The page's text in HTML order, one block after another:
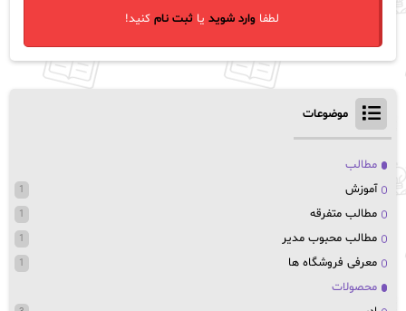
لطفاوارد شوید یاثبت نام کنید!
موضوعات
مطالب
آموزش
1
مطالب متفرقه 1
مطالب محبوب مدیر 1
معرفی فروشگاه ها 1
محصولات